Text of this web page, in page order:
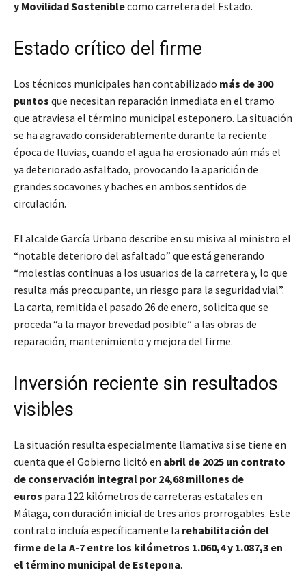
y Movilidad Sosteniblecomo carretera del Estado.
Estado crítico del firme
Los técnicos municipales han contabilizado más de 300
puntos que necesitan reparación inmediata en el tramo
que atraviesa el término municipal esteponero. La situación
se ha agravado considerablemente durante la reciente
época de lluvias, cuando el agua ha erosionado aún más el
ya deteriorado asfaltado, provocando la aparición de
grandes socavones y baches en ambos sentidos de
circulación.
El alcalde García Urbano describe en su misiva al ministro el
“notable deterioro del asfaltado” que está generando
“molestias continuas a los usuarios de la carretera y, lo que
resulta más preocupante, un riesgo para la seguridad vial”.
La carta, remitida el pasado 26 de enero, solicita que se
proceda “a la mayor brevedad posible” a las obras de
reparación, mantenimiento y mejora del firme.
Inversión reciente sin resultados
visibles
La situación resulta especialmente llamativa si se tiene en
cuenta que el Gobierno licitó en abril de 2025 un contrato
de conservación integral por 24,68 millones de
euros para 122 kilómetros de carreteras estatales en
Málaga, con duración inicial de tres años prorrogables. Este
contrato incluía específicamente la rehabilitación del
firme de la A-7 entre los kilómetros 1.060,4 y 1.087,3 en
el término municipal de Estepona.